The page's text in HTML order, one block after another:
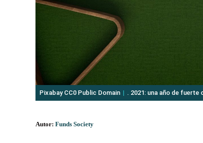
Pixabay CC0 Public Domain . 2021: una año de
Autor: Funds Society